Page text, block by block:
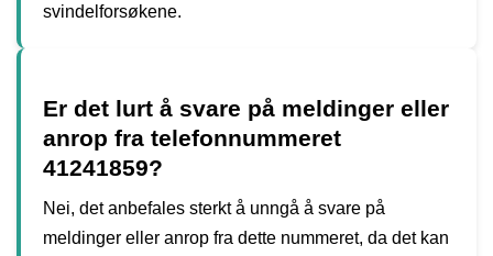
svindelforsøkene.
Er det lurt å svare på meldinger eller
anrop fra telefonnummeret
41241859?
Nei, det anbefales sterkt å unngå å svare på
meldinger eller anrop fra dette nummeret, da det kan